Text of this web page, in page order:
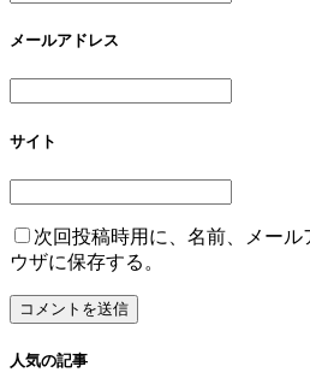
メールアドレス
サイト
次回投稿時用に、名前、メー
ウザに保存する。
人気の記事